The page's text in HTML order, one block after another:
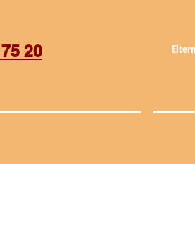
20